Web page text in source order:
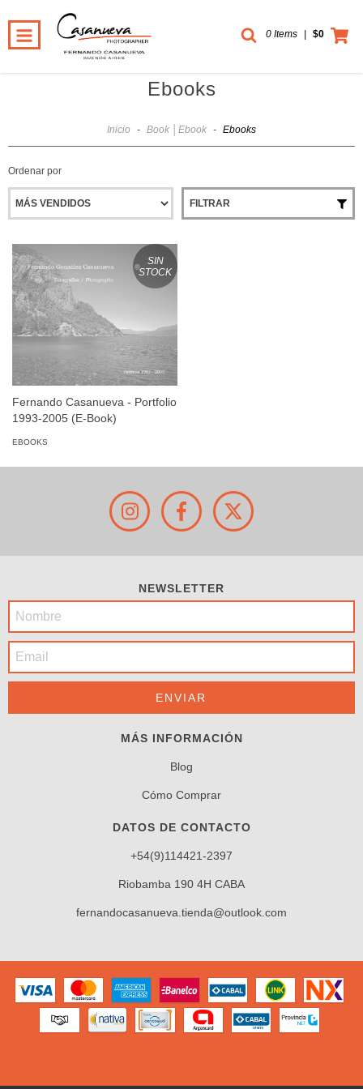
0 Items $0
Ebooks
Inicio - Book │Ebook - Ebooks
Ordenar por
FILTRAR
SIN
STOCK
Fernando Casanueva - Portfolio
1993-2005 (E-Book)
EBOOKS
NEWSLETTER
MÁS INFORMACIÓN
Blog
Cómo Comprar
DATOS DE CONTACTO
+54(9)114421-2397
Riobamba 190 4H CABA
fernandocasanueva.tienda@outlook.com